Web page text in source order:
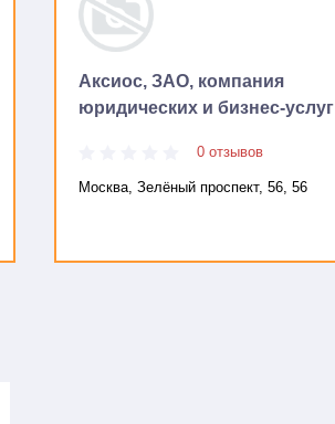
Аксиос, ЗАО, компания
юридических и бизнес-услуг
0 отзывов
Москва, Зелёный проспект, 56, 56